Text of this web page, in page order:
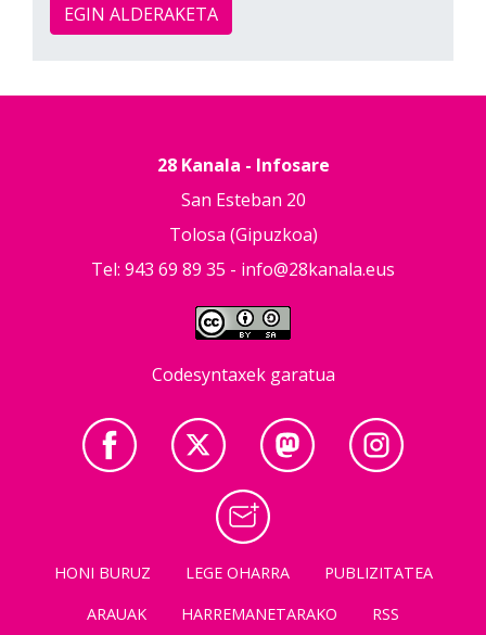
EGIN ALDERAKETA
28 Kanala - Infosare
San Esteban 20
Tolosa (Gipuzkoa)
Tel: 943 69 89 35 - info@28kanala.eus
Codesyntaxek garatua
HONI BURUZ LEGE OHARRA
PUBLIZITATEA
ARAUAK
HARREMANETARAKO RSS